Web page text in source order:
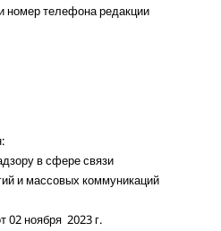
номер телефона редакции
в сфере связи
и массовых коммуникаций
ноября 2023 г.